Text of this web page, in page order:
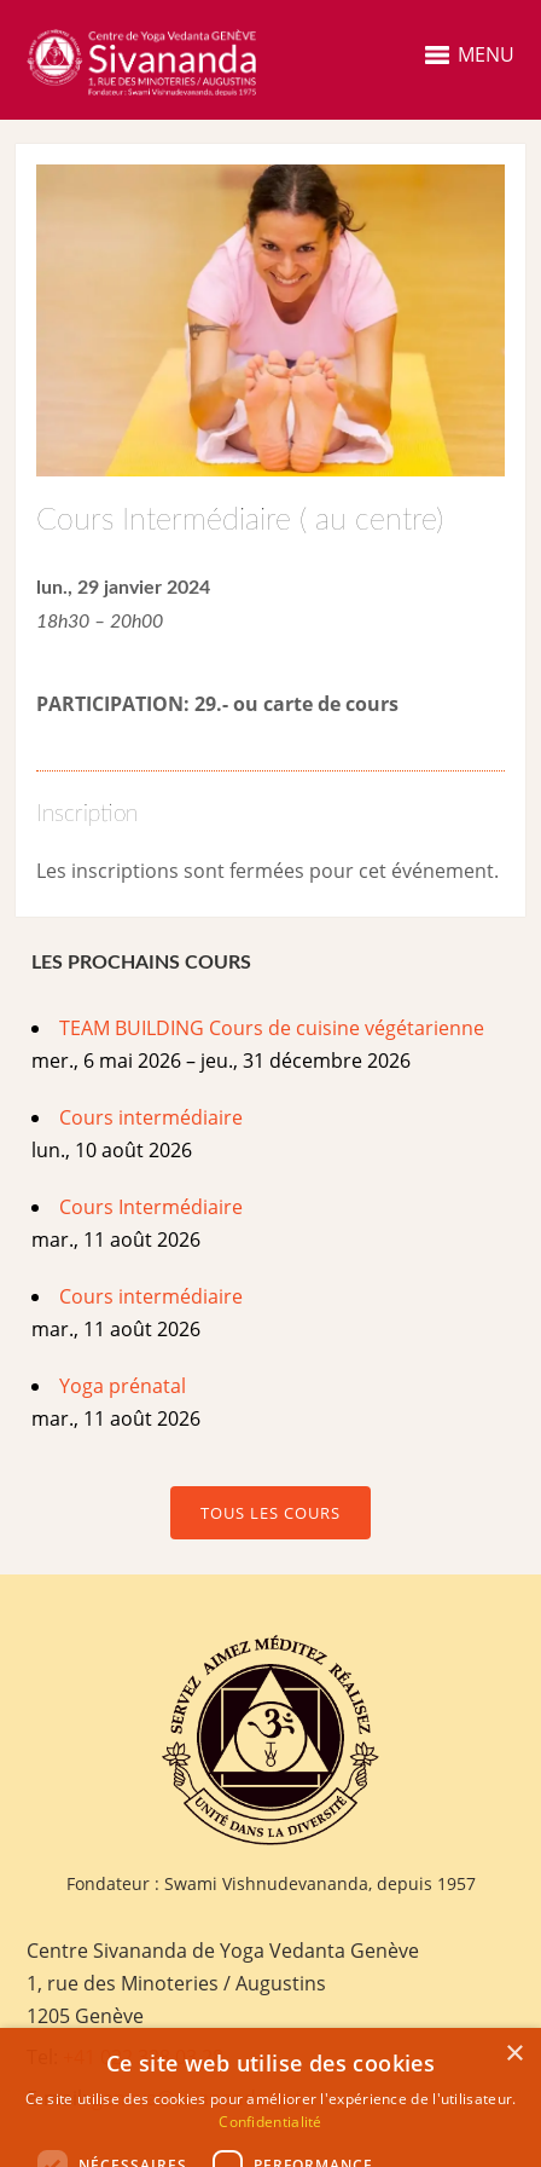
MENU
Cours Intermédiaire ( au centre)
lun., 29 janvier 2024
18h30 – 20h00
PARTICIPATION: 29.- ou carte de cours
Inscription
Les inscriptions sont fermées pour cet événement.
LES PROCHAINS COURS
TEAM BUILDING Cours de cuisine végétarienne
mer., 6 mai 2026 – jeu., 31 décembre 2026
Cours intermédiaire
lun., 10 août 2026
Cours Intermédiaire
mar., 11 août 2026
Cours intermédiaire
mar., 11 août 2026
Yoga prénatal
mar., 11 août 2026
TOUS LES COURS
Fondateur : Swami Vishnudevananda, depuis 1957
Centre Sivananda de Yoga Vedanta Genève
1, rue des Minoteries / Augustins
1205 Genève
+41 022 328 03 28
E-mail:geneva@sivananda.net
×
Ce site web utilise des cookies
Ce site utilise des cookies pour améliorer l'expérience de l'utilisateur.
Confidentialité